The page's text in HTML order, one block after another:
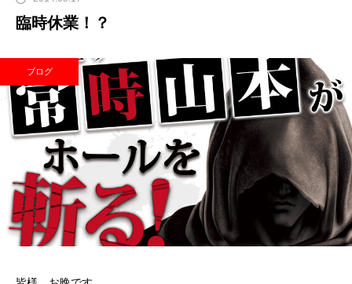
臨時休業！？
ブログ